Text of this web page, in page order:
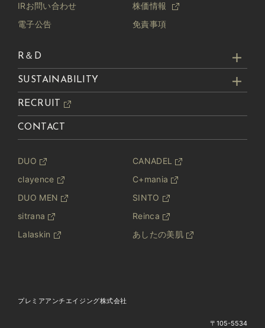
IRお問い合わせ
株価情報
電子公告
免責事項
R＆D
SUSTAINABILITY
RECRUIT
CONTACT
DUO
CANADEL
clayence
C+mania
DUO MEN
SINTO
sitrana
Reinca
Lalaskin
あしたの美肌
プレミアアンチエイジング株式会社
〒105-5534